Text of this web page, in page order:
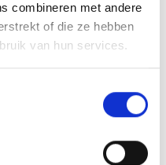
combineren met andere
of die ze hebben
van hun services.
in de training is
helpt je om
knelpunt in de
een oplossing